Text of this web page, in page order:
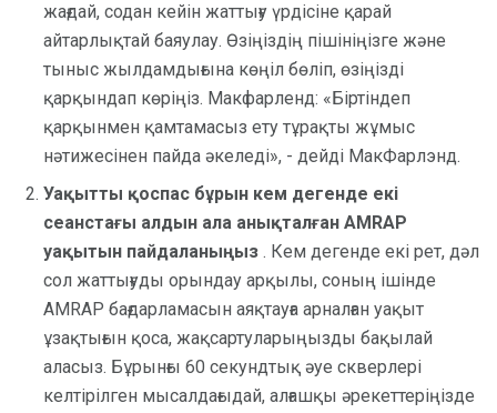
жағдай, содан кейін жаттығу үрдісіне қарай
айтарлықтай баяулау. Өзіңіздің пішініңізге және
тыныс жылдамдығына көңіл бөліп, өзіңізді
қарқындап көріңіз. Макфарленд: «Біртіндеп
қарқынмен қамтамасыз ету тұрақты жұмыс
нәтижесінен пайда әкеледі», - дейді МакФарлэнд.
Уақытты қоспас бұрын кем дегенде екі
сеанстағы алдын ала анықталған AMRAP
уақытын пайдаланыңыз . Кем дегенде екі рет, дәл
сол жаттығуды орындау арқылы, соның ішінде
AMRAP бағдарламасын аяқтауға арналған уақыт
ұзақтығын қоса, жақсартуларыңызды бақылай
аласыз. Бұрынғы 60 секундтық әуе скверлері
келтірілген мысалдағыдай, алғашқы әрекеттеріңізде